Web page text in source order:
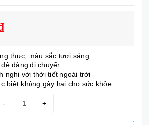
thực, màu sắc tươi sáng
dàng di chuyển
nghi với thời tiết ngoài trời
biệt không gây hại cho sức khỏe
+
-